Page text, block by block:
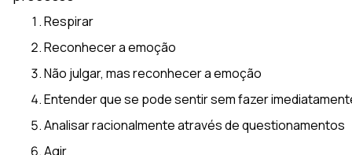
Respirar
Reconhecer a emoção
Não julgar, mas reconhecer a emoção
Entender que se pode sentir sem fazer
Analisar racionalmente através de questionamentos
Agir